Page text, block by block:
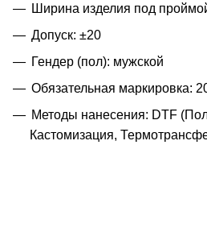
Ширина изделия под
Допуск: ±20
Гендер (пол): мужской
Обязательная маркировка:
Методы нанесения: DTF
Кастомизация,